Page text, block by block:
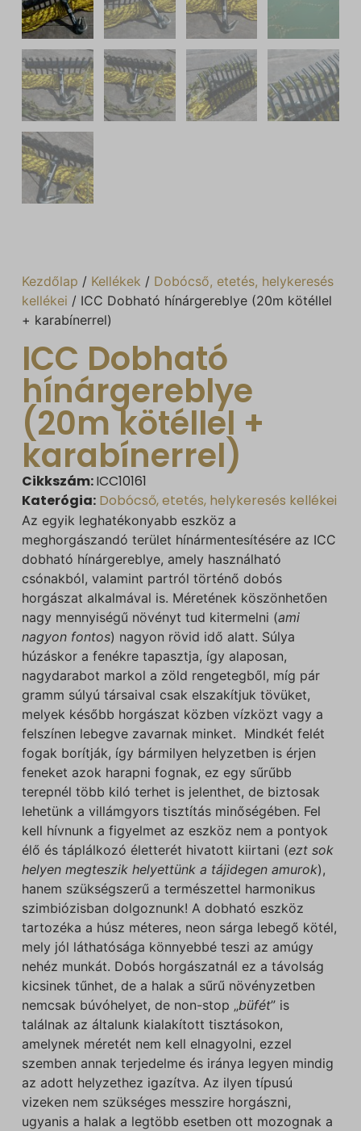
Kezdőlap / Kellékek / Dobócső, etetés, helykeresés
kellékei / ICC Dobható hínárgereblye (20m kötéllel
+ karabínerrel)
ICC Dobható
hínárgereblye
(20m kötéllel +
karabínerrel)
Cikkszám:ICC10161
Katerógia: Dobócső, etetés, helykeresés kellékei
Az egyik leghatékonyabb eszköz a
meghorgászandó terület hínármentesítésére az ICC
dobható hínárgereblye, amely használható
csónakból, valamint partról történő dobós
horgászat alkalmával is. Méretének köszönhetően
nagy mennyiségű növényt tud kitermelni (ami
nagyon fontos) nagyon rövid idő alatt. Súlya
húzáskor a fenékre tapasztja, így alaposan,
nagydarabot markol a zöld rengetegből, míg pár
gramm súlyú társaival csak elszakítjuk tövüket,
melyek később horgászat közben vízközt vagy a
felszínen lebegve zavarnak minket. Mindkét felét
fogak borítják, így bármilyen helyzetben is érjen
feneket azok harapni fognak, ez egy sűrűbb
terepnél több kiló terhet is jelenthet, de biztosak
lehetünk a villámgyors tisztítás minőségében. Fel
kell hívnunk a figyelmet az eszköz nem a pontyok
élő és táplálkozó életterét hivatott kiirtani (ezt sok
helyen megteszik helyettünk a tájidegen amurok),
hanem szükségszerű a természettel harmonikus
szimbiózisban dolgoznunk! A dobható eszköz
tartozéka a húsz méteres, neon sárga lebegő kötél,
mely jól láthatósága könnyebbé teszi az amúgy
nehéz munkát. Dobós horgászatnál ez a távolság
kicsinek tűnhet, de a halak a sűrű növényzetben
nemcsak búvóhelyet, de non-stop „büfét” is
találnak az általunk kialakított tisztásokon,
amelynek méretét nem kell elnagyolni, ezzel
szemben annak terjedelme és iránya legyen mindig
az adott helyzethez igazítva. Az ilyen típusú
vizeken nem szükséges messzire horgászni,
ugyanis a halak a legtöbb esetben ott mozognak a